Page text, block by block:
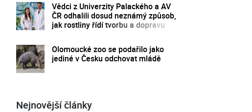
Vědci z Univerzity Palackého a AV
ČR odhalili dosud neznámý způsob,
jak rostliny řídí tvorbu a dopravu
Olomoucké zoo se podařilo jako
jediné v Česku odchovat mládě
Nejnovější články